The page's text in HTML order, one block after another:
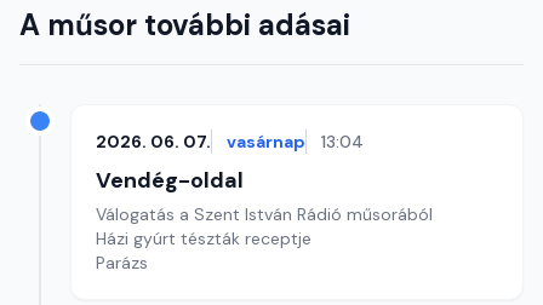
A műsor további adásai
2026. 06. 07. vasárnap 13:04
Vendég-oldal
Válogatás a Szent István Rádió műsorából
Házi gyúrt tészták receptje
Parázs